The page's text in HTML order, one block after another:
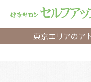
東京エリアのア